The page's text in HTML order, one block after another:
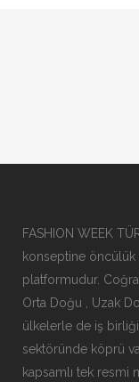
FASHION WEEK
konseptine
platformudur.
Orta Doğu , Uzak
ülkelerle de iş
sektöründe köprü
kapsamlı tek resmi